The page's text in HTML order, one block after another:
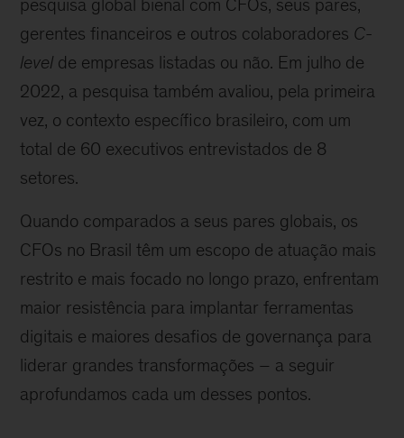
pesquisa global bienal com CFOs, seus pares,
gerentes financeiros e outros colaboradores C-
level de empresas listadas ou não. Em julho de
2022, a pesquisa também avaliou, pela primeira
vez, o contexto específico brasileiro, com um
total de 60 executivos entrevistados de 8
setores.
Quando comparados a seus pares globais, os
CFOs no Brasil têm um escopo de atuação mais
restrito e mais focado no longo prazo, enfrentam
maior resistência para implantar ferramentas
digitais e maiores desafios de governança para
liderar grandes transformações – a seguir
aprofundamos cada um desses pontos.